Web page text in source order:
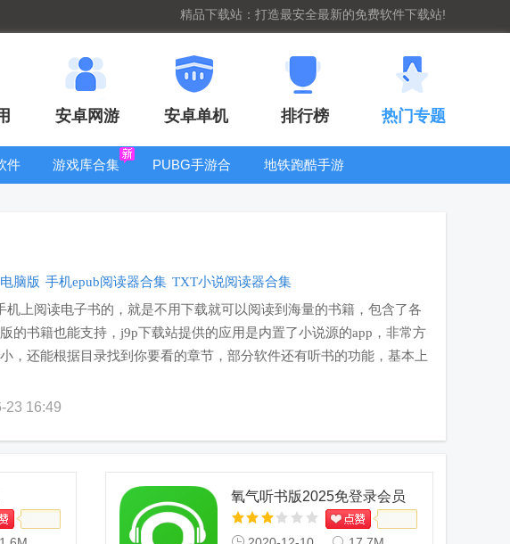
精品下载站：打造最安全最新的免费软件下载站!
安卓网游 安卓单机 排行榜 热门专题
件 游戏库合集
PUBG手游合
地铁跑酷手游
脑版 手机epub阅读器合集 TXT小说阅读器合集
上阅读电子书的，就是不用下载就可以阅读到海量的书籍，包含了各
的书籍也能支持，j9p下载站提供的应用是内置了小说源的app，非常方
，还能根据目录找到你要看的章节，部分软件还有听书的功能，基本上
23 16:49
氧气听书版2025免登录会员
版